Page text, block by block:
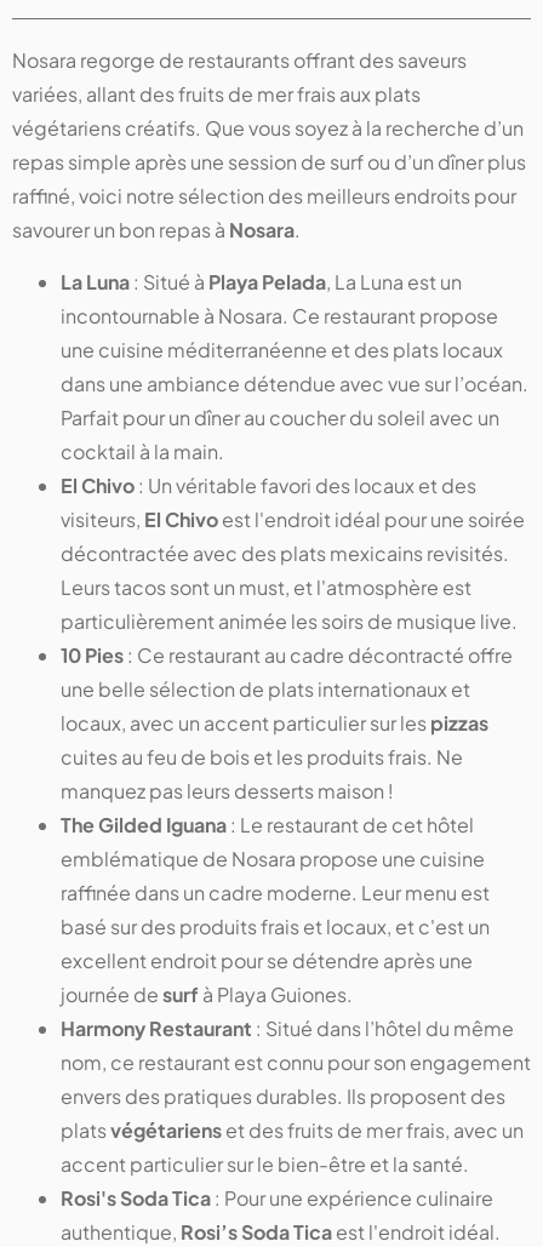
Nosara regorge de restaurants offrant des saveurs
variées, allant des fruits de mer frais aux plats
végétariens créatifs. Que vous soyez à la recherche d’un
repas simple après une session de surf ou d’un dîner plus
raffiné, voici notre sélection des meilleurs endroits pour
savourer un bon repas à Nosara.
La Luna: Situé à Playa Pelada, La Luna est un
incontournable à Nosara. Ce restaurant propose
une cuisine méditerranéenne et des plats locaux
dans une ambiance détendue avec vue sur l’océan.
Parfait pour un dîner au coucher du soleil avec un
cocktail à la main.
El Chivo: Un véritable favori des locaux et des
visiteurs, El Chivoest l'endroit idéal pour une soirée
décontractée avec des plats mexicains revisités.
Leurs tacos sont un must, et l'atmosphère est
particulièrement animée les soirs de musique live.
10 Pies: Ce restaurant au cadre décontracté offre
une belle sélection de plats internationaux et
locaux, avec un accent particulier sur lespizzas
cuites au feu de bois et les produits frais. Ne
manquez pas leurs desserts maison !
The Gilded Iguana: Le restaurant de cet hôtel
emblématique de Nosara propose une cuisine
raffinée dans un cadre moderne. Leur menu est
basé sur des produits frais et locaux, et c'est un
excellent endroit pour se détendre après une
journée desurf à Playa Guiones.
Harmony Restaurant : Situé dans l’hôtel du même
nom, ce restaurant est connu pour son engagement
envers des pratiques durables. Ils proposent des
platsvégétarienset des fruits de mer frais, avec un
accent particulier sur le bien-être et la santé.
Rosi's Soda Tica: Pour une expérience culinaire
authentique, Rosi’s Soda Ticaest l'endroit idéal.